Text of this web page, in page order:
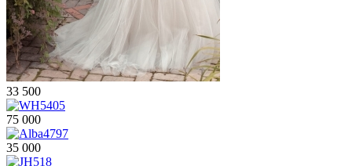
33 500
75 000
35 000